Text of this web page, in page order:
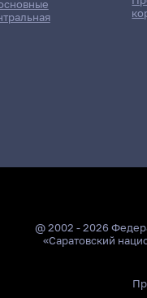
@ 2002 - 2026
«Саратовский